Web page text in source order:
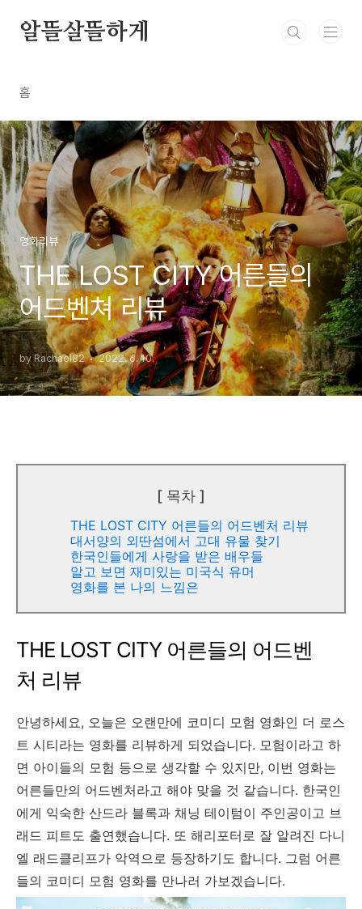
알뜰살뜰하게
홈
영화리뷰
THE LOST CITY 어른들의
어드벤쳐 리뷰
by Rachael82 2022. 6. 10.
[ 목차 ]
THE LOST CITY 어른들의 어드벤처 리뷰
대서양의 외딴섬에서 고대 유물 찾기
한국인들에게 사랑을 받은 배우들
알고 보면 재미있는 미국식 유머
영화를 본 나의 느낌은
THE LOST CITY 어른들의 어드벤
처 리뷰
안녕하세요, 오늘은 오랜만에 코미디 모험 영화인 더 로스
트 시티라는 영화를 리뷰하게 되었습니다. 모험이라고 하
면 아이들의 모험 등으로 생각할 수 있지만, 이번 영화는
어른들만의 어드벤처라고 해야 맞을 것 같습니다. 한국인
에게 익숙한 산드라 블록과 채닝 테이텀이 주인공이고 브
래드 피트도 출연했습니다. 또 해리포터로 잘 알려진 다니
엘 래드클리프가 악역으로 등장하기도 합니다. 그럼 어른
들의 코미디 모험 영화를 만나러 가보겠습니다.